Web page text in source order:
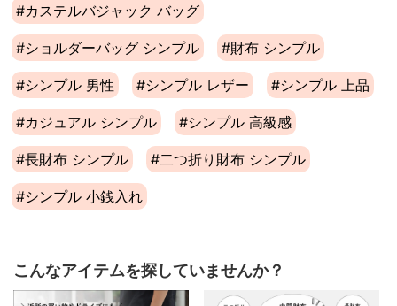
#カステルバジャック バッグ
#ショルダーバッグ シンプル #財布 シンプル
#シンプル 男性 #シンプル レザー #シンプル 上品
#カジュアル シンプル #シンプル 高級感
#長財布 シンプル #二つ折り財布 シンプル
#シンプル 小銭入れ
こんなアイテムを探していませんか？